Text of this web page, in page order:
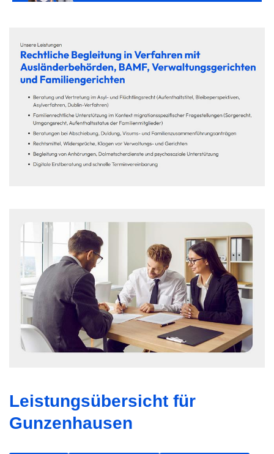
Leistungsübersicht für
Gunzenhausen